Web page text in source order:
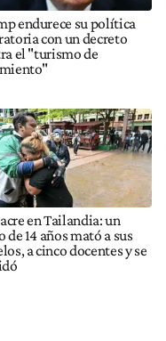
endurece su política
con un decreto
el "turismo de
en Tailandia: un
de 14 años mató a sus
a cinco docentes y se